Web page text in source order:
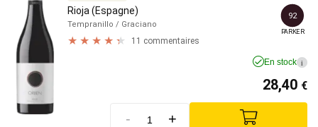
Rioja (Espagne)
Tempranillo / Graciano
11 commentaires
92
PARKER
En stock i
28,40 €
- +